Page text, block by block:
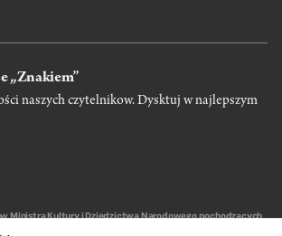
„Znakiem”
naszych czytelnikow. Dysktuj w najlepszym
Ministra Kultury i Dziedzictwa Narodowego pochodzących